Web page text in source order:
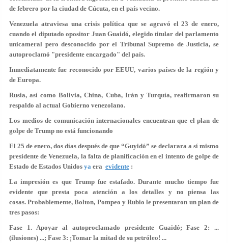
de febrero por la ciudad de Cúcuta, en el país vecino.
Venezuela atraviesa una crisis política que se agravó el 23 de enero,
cuando el diputado opositor Juan Guaidó, elegido titular del parlamento
unicameral pero desconocido por el Tribunal Supremo de Justicia, se
autoproclamó "presidente encargado" del país.
Inmediatamente fue reconocido por EEUU, varios países de la región y
de Europa.
Rusia, así como Bolivia, China, Cuba, Irán y Turquía, reafirmaron su
respaldo al actual Gobierno venezolano.
Los medios de comunicación internacionales encuentran que el plan de
golpe de Trump no está funcionando
El 25 de enero, dos días después de que “Guyidó” se declarara a sí mismo
presidente de Venezuela, la falta de planificación en el intento de golpe de
Estado de Estados Unidos ya era evidente :
La impresión es que Trump fue estafado. Durante mucho tiempo fue
evidente que presta poca atención a los detalles y no piensa las
cosas. Probablemente, Bolton, Pompeo y Rubio le presentaron un plan de
tres pasos:
Fase 1. Apoyar al autoproclamado presidente Guaidó; Fase 2: ...
(ilusiones) ...; Fase 3: ¡Tomar la mitad de su petróleo! ...